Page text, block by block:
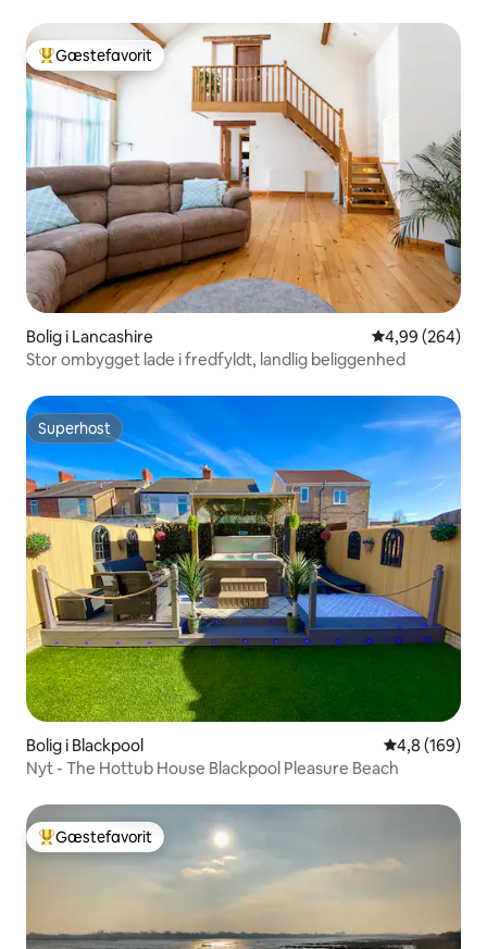
Bedste gæstefavorit
Gæstefavorit
Bolig i Lancashire 4,99 ud af 5 i
4,99 (264)
Stor ombygget lade i fredfyldt, landlig beliggenhed
Superhost
Superhost
Bolig i Blackpool 4,8 ud af 5 i
4,8 (169)
Nyt - The Hottub House Blackpool Pleasure Beach
Bedste gæstefavorit
Gæstefavorit